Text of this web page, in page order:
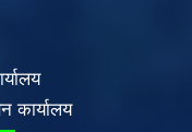
कार्यालय